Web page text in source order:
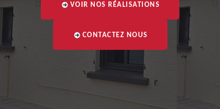
VOIR NOS RÉALISATIONS
CONTACTEZ NOUS